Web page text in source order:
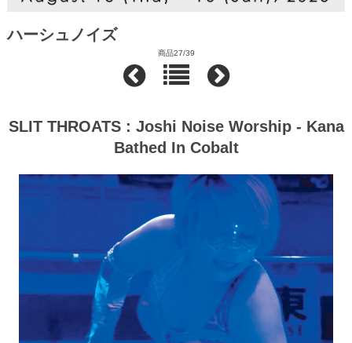
ハーシュノイズ
商品27/39
SLIT THROATS : Joshi Noise Worship - Kana
Bathed In Cobalt